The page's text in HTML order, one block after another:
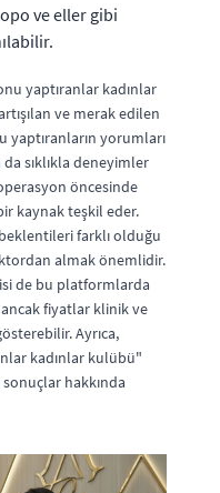
ve eller gibi
yaptıranlar kadınlar
ve merak edilen
yaptıranların yorumları
sıklıkla deneyimler
öncesinde
kaynak teşkil eder.
farklı olduğu
almak önemlidir.
de bu platformlarda
fiyatlar klinik ve
Ayrıca,
kadınlar kulübü"
hakkında